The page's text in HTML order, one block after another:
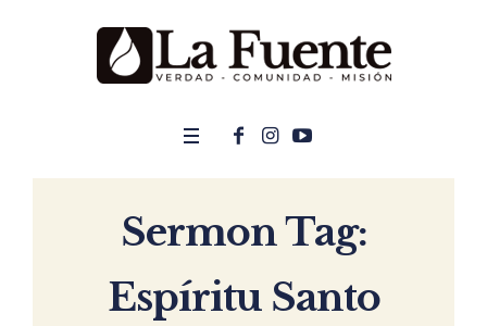
Sermon Tag:
Espíritu Santo